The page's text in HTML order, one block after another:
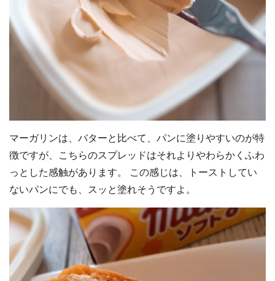
マーガリンは、バターと比べて、パンに塗りやすいのが特
徴ですが、こちらのスプレッドはそれよりやわらかくふわ
っとした感触があります。 この感じは、トーストしてい
ないパンにでも、スッと塗れそうですよ。